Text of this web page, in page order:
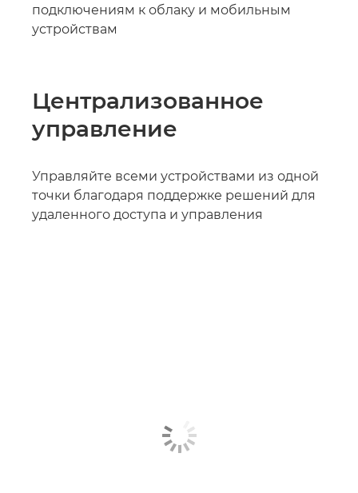
подключениям к облаку и мобильным
устройствам
Централизованное
управление
Управляйте всеми устройствами из одной
точки благодаря поддержке решений для
удаленного доступа и управления